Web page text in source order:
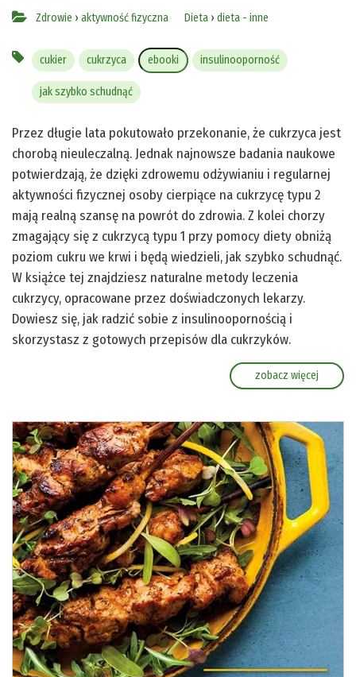
Zdrowie › aktywność fizyczna Dieta › dieta - inne
cukier cukrzyca ebooki insulinooporność
jak szybko schudnąć
Przez długie lata pokutowało przekonanie, że cukrzyca jest
chorobą nieuleczalną. Jednak najnowsze badania naukowe
potwierdzają, że dzięki zdrowemu odżywianiu i regularnej
aktywności fizycznej osoby cierpiące na cukrzycę typu 2
mają realną szansę na powrót do zdrowia. Z kolei chorzy
zmagający się z cukrzycą typu 1 przy pomocy diety obniżą
poziom cukru we krwi i będą wiedzieli, jak szybko schudnąć.
W książce tej znajdziesz naturalne metody leczenia
cukrzycy, opracowane przez doświadczonych lekarzy.
Dowiesz się, jak radzić sobie z insulinoopornością i
skorzystasz z gotowych przepisów dla cukrzyków.
zobacz więcej